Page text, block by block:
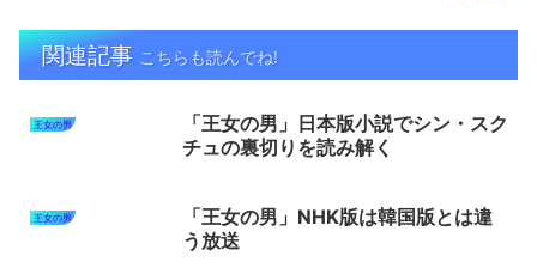
関連記事 こちらも読んでね!
王女の男
「王女の男」日本版小説でシン・スク
チュの裏切りを読み解く
王女の男
「王女の男」NHK版は韓国版とは違
う放送